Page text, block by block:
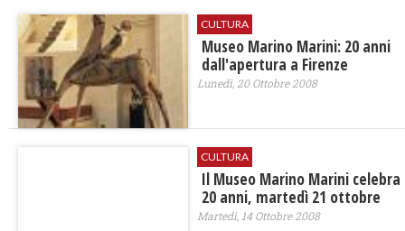
CULTURA
Museo Marino Marini: 20 anni
dall'apertura a Firenze
Lunedì, 20 Ottobre 2008
CULTURA
Il Museo Marino Marini celebra
20 anni, martedì 21 ottobre
Martedì, 14 Ottobre 2008